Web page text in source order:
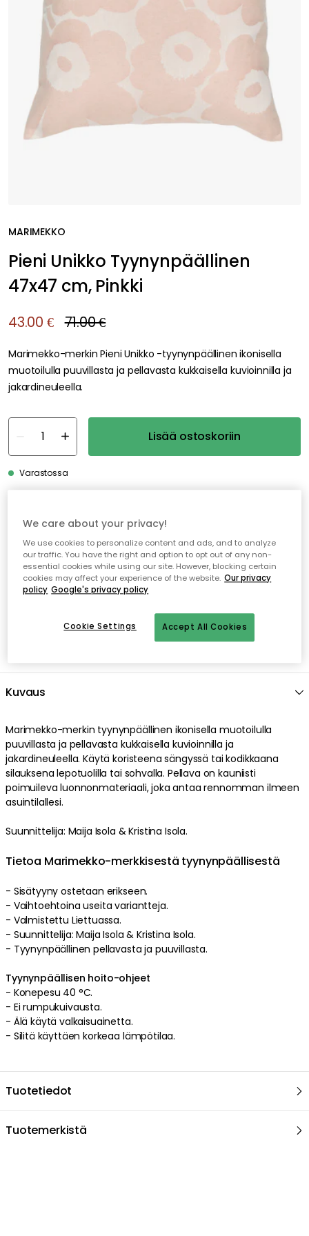
MARIMEKKO
Pieni Unikko Tyynynpäällinen
47x47 cm, Pinkki
43.00 € 71.00 €
Marimekko-merkin Pieni Unikko -tyynynpäällinen ikonisella
muotoilulla puuvillasta ja pellavasta kukkaisella kuvioinnilla ja
jakardineuleella.
Lisää ostoskoriin
Varastossa
Ilmainen toimitus yli 79 €*
Nopeat ja joustavat toimitukset
Avoin palautusoikeus 30 päivän ajan
Suositeltu sinulle
We care about your privacy!
We use cookies to personalize content and ads, and to analyze
our traffic. You have the right and option to opt out of any non-
essential cookies while using our site. However, blocking certain
cookies may affect your experience of the website. Our privacy
policy Google's privacy policy
Accept All Cookies
Cookie Settings